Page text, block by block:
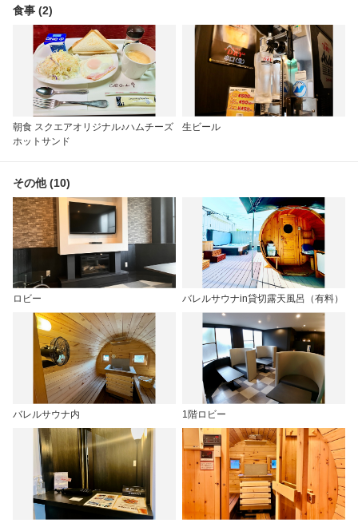
食事 (2)
朝食 スクエアオリジナル♪ハムチーズ
ホットサンド
生ビール
その他 (10)
ロビー バレルサウナin貸切露天風呂（有料）
バレルサウナ内 1階ロビー